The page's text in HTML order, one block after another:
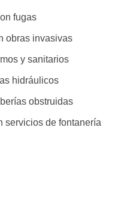
fugas
obras invasivas
y sanitarios
hidráulicos
obstruidas
servicios de fontanería